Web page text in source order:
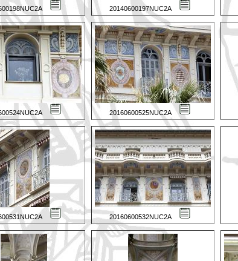
20140600197NUC2A
20160600525NUC2A
20160600532NUC2A